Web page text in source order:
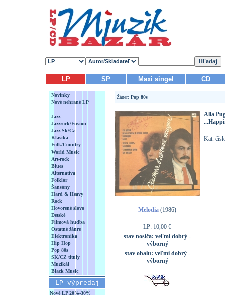
LP SP Maxi singel CD
Novinky
Nové nehrané LP
Jazz
Jazzrock/Fusion
Jazz Sk/Cz
Klasika
Folk/Country
World Music
Art-rock
Blues
Alternatíva
Folklór
Šansóny
Hard & Heavy
Rock
Hovorené slovo
Detské
Filmová hudba
Ostatné žánre
Elektronika
Hip Hop
Pop 80s
SK/CZ tituly
Muzikál
Black Music
LP výpredaj
Nové LP 20%-30%
Žáner: Pop 80s
Melodia (1986)
LP: 10,00 €
stav nosiča: veľmi dobrý -
výborný
stav obalu: veľmi dobrý -
výborný
Alla
Kat.